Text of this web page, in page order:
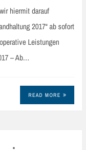
hiermit darauf
2017“ ab sofort
Leistungen
– Ab…
READ MORE